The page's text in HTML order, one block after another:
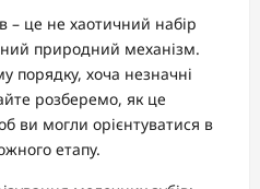
– це не хаотичний набір
природний механізм.
порядку, хоча незначні
розберемо, як це
ви могли орієнтуватися в
етапу.